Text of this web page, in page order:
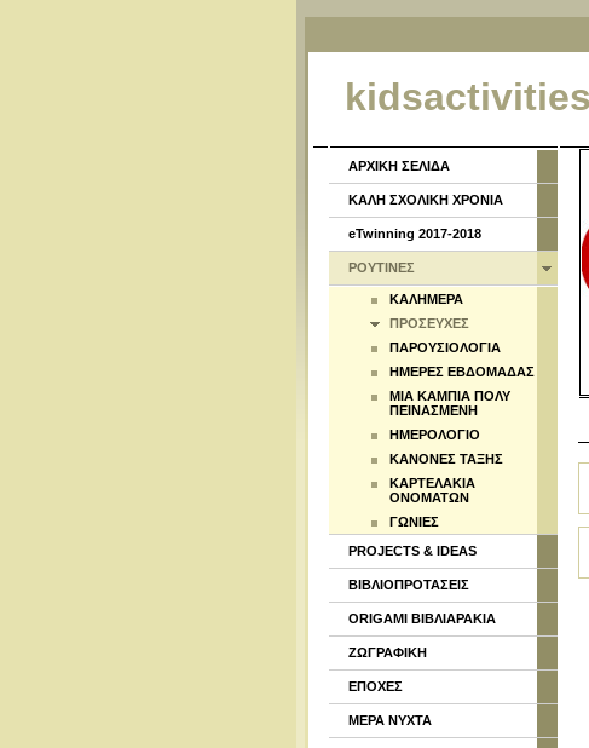
ΑΡΧΙΚΗ ΣΕΛΙΔΑ
ΚΑΛΗ ΣΧΟΛΙΚΗ ΧΡΟΝΙΑ
eTwinning 2017-2018
ΡΟΥΤΙΝΕΣ
ΚΑΛΗΜΕΡΑ
ΠΡΟΣΕΥΧΕΣ
ΠΑΡΟΥΣΙΟΛΟΓΙΑ
ΗΜΕΡΕΣ ΕΒΔΟΜΑΔΑΣ
ΜΙΑ ΚΑΜΠΙΑ ΠΟΛΥ
ΠΕΙΝΑΣΜΕΝΗ
ΗΜΕΡΟΛΟΓΙΟ
ΚΑΝΟΝΕΣ ΤΑΞΗΣ
ΚΑΡΤΕΛΑΚΙΑ
ΟΝΟΜΑΤΩΝ
ΓΩΝΙΕΣ
PROJECTS & IDEAS
ΒΙΒΛΙΟΠΡΟΤΑΣΕΙΣ
ORIGAMI ΒΙΒΛΙΑΡΑΚΙΑ
ΖΩΓΡΑΦΙΚΗ
ΕΠΟΧΕΣ
ΜΕΡΑ ΝΥΧΤΑ